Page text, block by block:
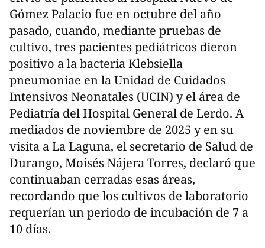
Gómez Palacio fue en octubre del año
pasado, cuando, mediante pruebas de
cultivo, tres pacientes pediátricos dieron
positivo a la bacteria Klebsiella
pneumoniae en la Unidad de Cuidados
Intensivos Neonatales (UCIN) y el área de
Pediatría del Hospital General de Lerdo. A
mediados de noviembre de 2025 y en su
visita a La Laguna, el secretario de Salud de
Durango, Moisés Nájera Torres, declaró que
continuaban cerradas esas áreas,
recordando que los cultivos de laboratorio
requerían un periodo de incubación de 7 a
10 días.